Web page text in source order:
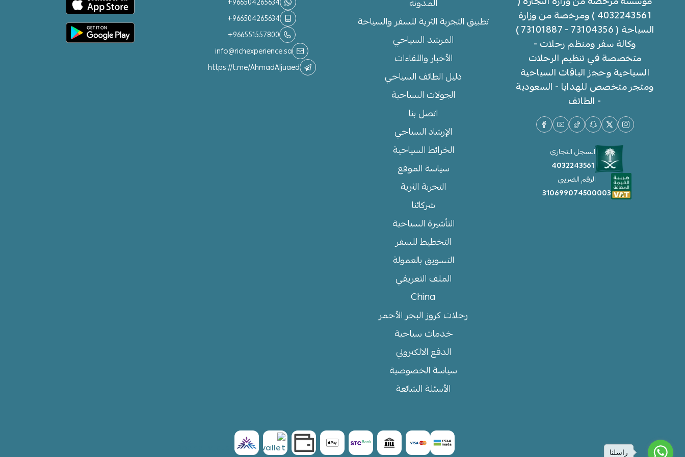
4032243561 ) ومرخصة من وزارة
السياحة ( 73104356 - 73101887 )
وكالة سفر ومنظم رحلات -
متخصصة في تنظيم الرحلات
السياحية وحجز الباقات السياحية
ومتجر متخصص للهدايا - السعودية
- الطائف
السجل التجاري
4032243561
الرقم الضريبي
310699074500003
تطبيق التجربة الثرية للسفر والسياحة
المرشد السياحي
الأخبار واللقاءات
دليل الطائف السياحي
الجولات السياحية
اتصل بنا
الإرشاد السياحي
الخرائط السياحية
سياسة الموقع
التجربة الثرية
شركائنا
التأشيرة السياحية
التخطيط للسفر
التسويق بالعمولة
الملف التعريفي
China
رحلات كروز البحر الأحمر
خدمات سياحية
الدفع الالكتروني
سياسة الخصوصية
الأسئلة الشائعة
+966504265634
+966551557800
info@richexperience.sa
https://t.me/AhmadAljuaed
راسلنا